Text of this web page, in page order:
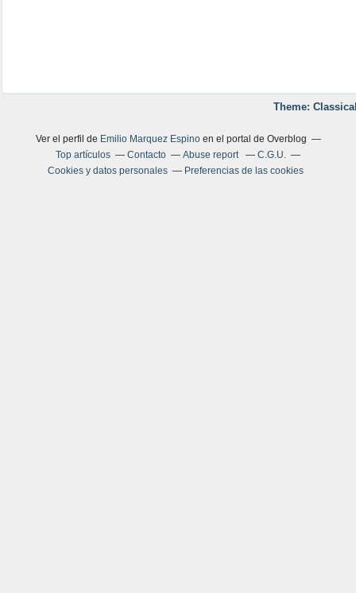
Theme:
Ver el perfil de Emilio Marquez Espinoen el portal de Overblog
Top artículos
Contacto Abuse report
C.G.U.
Cookies y datos personales
Preferencias de las cookies